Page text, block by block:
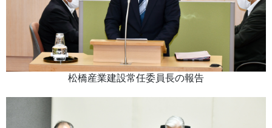
松橋産業建設常任委員長の報告